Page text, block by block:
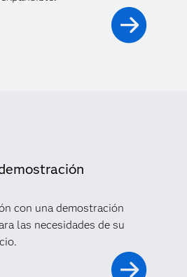
con una demostración
las necesidades de su